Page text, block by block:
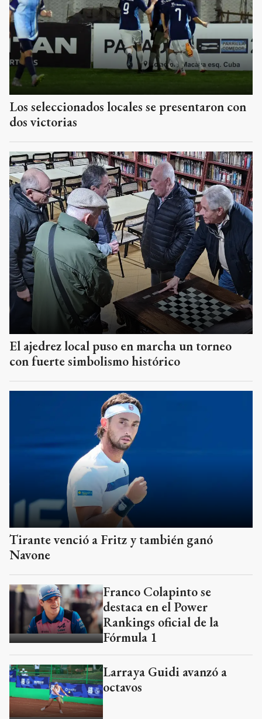
Los seleccionados locales se presentaron con
dos victorias
El ajedrez local puso en marcha un torneo
con fuerte simbolismo histórico
Tirante venció a Fritz y también ganó
Navone
Franco Colapinto se
destaca en el Power
Rankings oficial de la
Fórmula 1
Larraya Guidi avanzó a
octavos